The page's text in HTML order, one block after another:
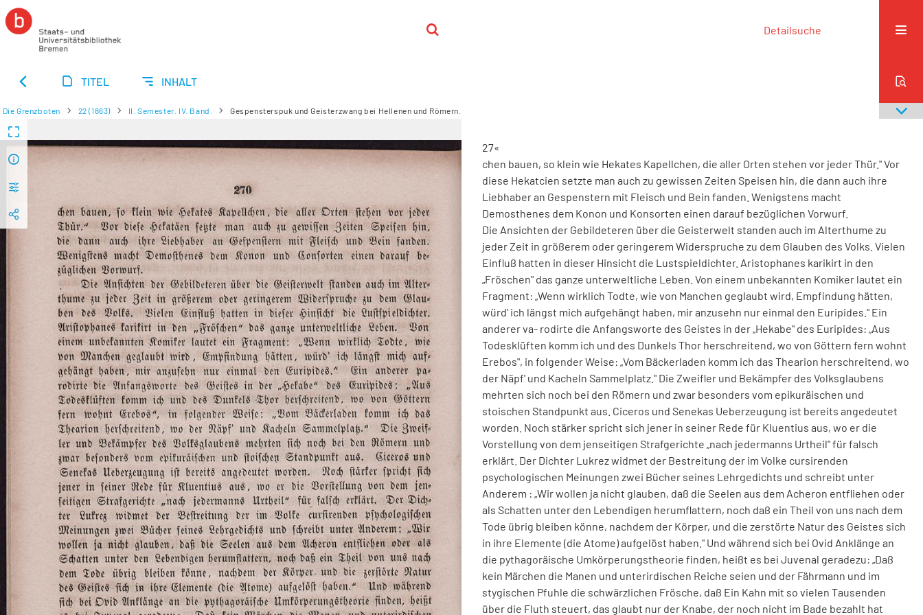
Detailsuche
TITEL INHALT
Die Grenzboten 22 (1863) II. Semester. IV. Band. Gespensterspuk und Geisterzwang bei Hellenen und Römern.
27«
chen bauen, so klein wie Hekates Kapellchen, die aller Orten stehen vor jederThür."Vor
diese Hekatcien setzte man auch zu gewissen Zeiten Speisen hin, die dann auch ihre
Liebhaberan Gespenstern mit Fleisch und Bein fanden Wenigstens macht
Demosthenes dem Konon und Konsorten einen darauf be­züglichen Vorwurf
Die Ansichten der Gebildeteren über die Geisterwelt standen auch im Alter­thume zu
jederZeit in größerem oder geringerem Widerspruche zu dem Glau­ben des Volks Vielen
Einfluß hatten in dieser Hinsicht die Lustspieldichter. Aristophanes karikirt in den
Fröschen" das ganze unterweltliche Leben Von einem unbekannten Komiker lautet ein
Fragment: Wenn wirklich Todte, wie von Manchen geglaubt wird, Empfindung hätten,
würd' ich längst mich auf­gehängt haben, miranzusehn nur einmal den Euripides " Ein
andererva- rodirte die Anfangsworte des Geistes in der Hekabe" des Euripides: Aus
Todesklüften komm ich und des Dunkels Thor herschreitend, wo von Göttern fern wohnt
Erebos", in folgenderWeise: Vom Bäckerladen komm ich das Thearion herschreitend, wo
der Näpf' und Kacheln Sammelplatz " Die Zweif­ler und Bekämpfer des Volksglaubens
mehrten sich noch bei den Römern und zwar besonders vom epikuräischen und
stoischen Standpunkt aus Ciceros und Senekas Ueberzeugung ist bereits angedeutet
worden Noch stärker spricht sich jener in seiner Rede für Kluentius aus, wo er die
Vorstellung von dem jen­seitigen Strafgerichte nach jedermanns Urtheil"fürfalsch
erklärt Der Dich­ter Lukrezwidmet der Bestreitung der im Volke cursirenden
psychologischen Meinungen zwei Bücher seines Lehrgedichts und schreibt unter
Anderem : Wirwollen ja nicht glauben, daß die Seelen aus dem Acheron entfliehen oder
als Schatten unter den Lebendigen herumflattern, noch daß ein Theil von uns nach dem
Tode übrig bleiben könne, nachdem der Körper, und die zerstörte Natur des Geistes sich
in ihre Elemente (die Atome)aufgelöst haben " Und während sich bei Ovid Anklänge an
die pythagoräische Umkörperungstheorie finden, heißt es bei Juvenal geradezu: Daß
kein Märchen die Manen und unterirdischen Reiche seien und der Fährmann und im
stygischen Pfuhle die schwärzlichen Frösche, daß Ein Kahn mit so vielen Tausenden
über die Fluth steuert, das glaubt nur der Knabe, der noch nicht im Bade bezahlt hat